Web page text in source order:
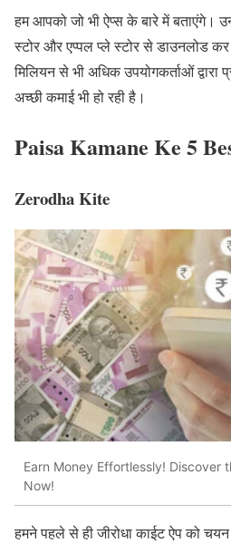
हम आपको जो भी ऐप्स के बारे में बताएंगे।
स्टोर और एप्पल प्ले स्टोर से डाउनलोड
मिलियन से भी अधिक उपयोगकर्ताओं
अच्छी कमाई भी हो रही है।
Paisa Kamane Ke 5
Zerodha Kite
Earn Money Effortlessly! Discover
Now!
हमने पहले से ही जीरोधा काईट ऐप को